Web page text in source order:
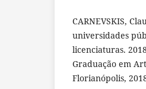
CARNEVSKIS,
universidades
licenciaturas.
Graduação em
Florianópolis,